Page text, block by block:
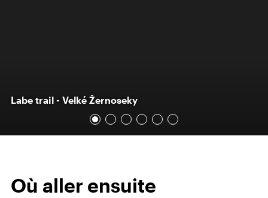
Labe trail - Velké Žernoseky
Où aller ensuite